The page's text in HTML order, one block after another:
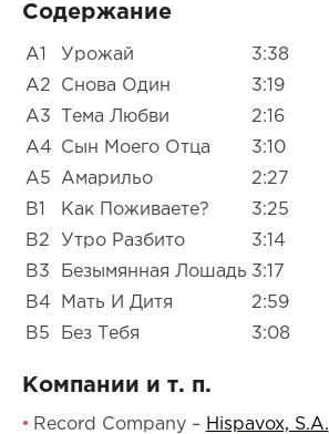
Содержание
A1 Урожай
3:38
A2
Снова Один
3:19
A3
Тема Любви
2:16
A4
Сын Моего Отца
3:10
A5
Амарильо
2:27
B1
Как Поживаете?
3:25
B2
Утро Разбито
3:14
B3
Безымянная Лошадь 3:17
B4
Мать И Дитя
2:59
B5
Без Тебя 3:08
Компании и т. п.
Record Company– Hispavox, S.A.